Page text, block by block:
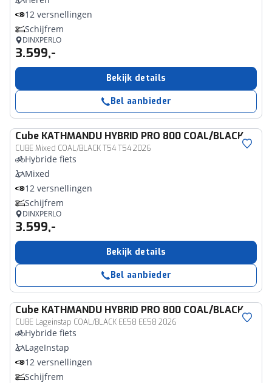
12 versnellingen
Schijfrem
DINXPERLO
3.599,-
Bekijk details
Bel aanbieder
Cube KATHMANDU HYBRID PRO 800 COAL/BLACK
CUBE Mixed COAL/BLACK T54 T54 2026
Hybride fiets
Mixed
12 versnellingen
Schijfrem
DINXPERLO
3.599,-
Bekijk details
Bel aanbieder
Cube KATHMANDU HYBRID PRO 800 COAL/BLACK
CUBE Lageinstap COAL/BLACK EE58 EE58 2026
Hybride fiets
LageInstap
12 versnellingen
Schijfrem